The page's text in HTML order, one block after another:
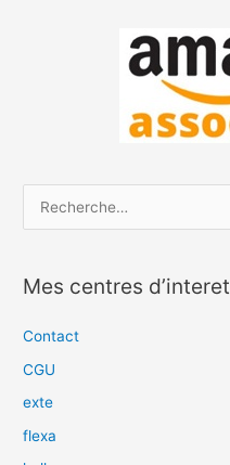
h
e
e
Mes centres d’interet
Contact
CGU
exte
flexa